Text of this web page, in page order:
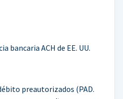
bancaria ACH de EE. UU.
preautorizados (PAD.